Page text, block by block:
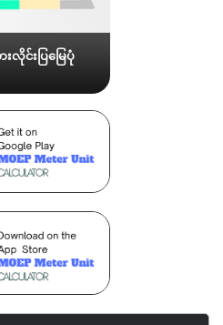
လိုင်းပြမြေပုံ